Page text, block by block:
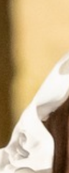
nous
qui, par leur
culturelle,
région.
témoignage
derrière
un